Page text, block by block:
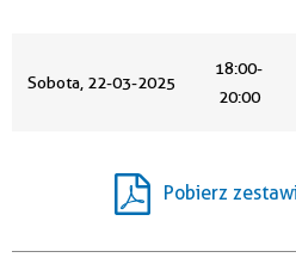
Sobota, 22-03-2025
18:00-
20:00
Pobierz